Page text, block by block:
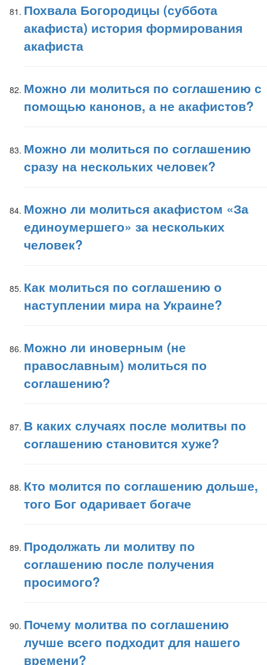
Похвала Богородицы (суббота
акафиста) история формирования
акафиста
Можно ли молиться по соглашению с
помощью канонов, а не акафистов?
Можно ли молиться по соглашению
сразу на нескольких человек?
Можно ли молиться акафистом «За
единоумершего» за нескольких
человек?
Как молиться по соглашению о
наступлении мира на Украине?
Можно ли иноверным (не
православным) молиться по
соглашению?
В каких случаях после молитвы по
соглашению становится хуже?
Кто молится по соглашению дольше,
того Бог одаривает богаче
Продолжать ли молитву по
соглашению после получения
просимого?
Почему молитва по соглашению
лучше всего подходит для нашего
времени?